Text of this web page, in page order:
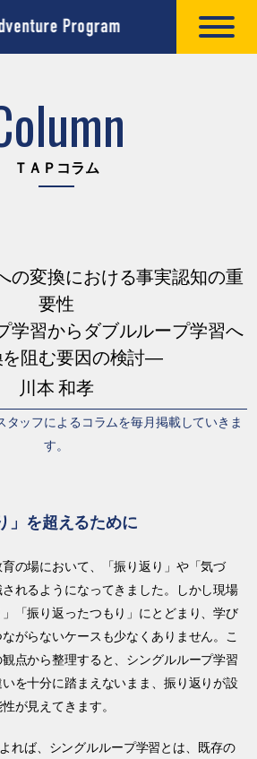
ＴＡＰコラム
の変換における事実認知の重
要性
習からダブルループ学習へ
阻む要因の検討―
川本 和孝
タッフによるコラムを毎月掲載していきま
す。
」を超えるために
の場において、「振り返り」や「気づ
れるようになってきました。しかし現場
「振り返ったつもり」にとどまり、学び
がらないケースも少なくありません。こ
点から整理すると、シングルループ学習
を十分に踏まえないまま、振り返りが設
が見えてきます。
よれば、シングルループ学習とは、既存の